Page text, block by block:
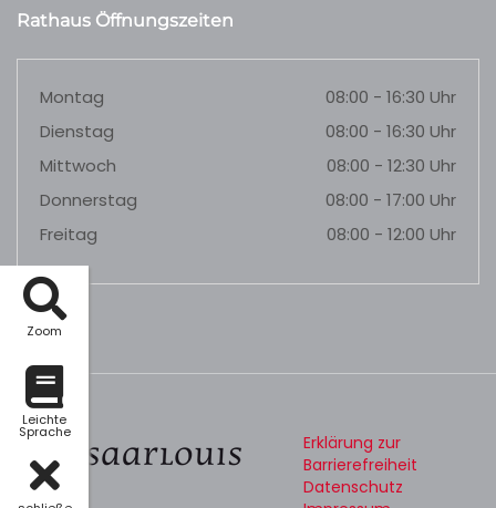
Zoom
Leichte
Sprache
Rathaus Öffnungszeiten
Montag
08:00 - 16:30 Uhr
Dienstag
08:00 - 16:30 Uhr
Mittwoch
08:00 - 12:30 Uhr
Donnerstag
08:00 - 17:00 Uhr
Freitag
08:00 - 12:00 Uhr
Erklärung zur
Barrierefreiheit
Datenschutz